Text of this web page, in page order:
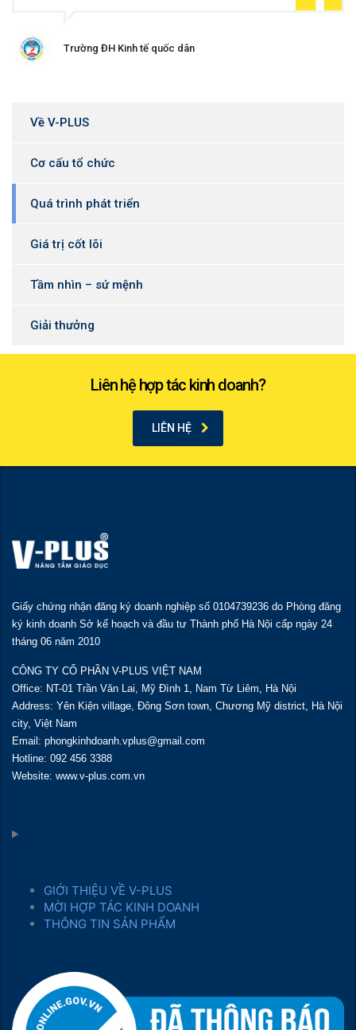
Trường ĐH Kinh tế quốc dân
Về V-PLUS
Cơ cấu tổ chức
Quá trình phát triển
Giá trị cốt lõi
Tầm nhìn – sứ mệnh
Giải thưởng
Liên hệ hợp tác kinh doanh?
LIÊN HỆ
Giấy chứng nhận đăng ký doanh nghiệp số 0104739236 do Phòng đăng
ký kinh doanh Sở kế hoạch và đầu tư Thành phố Hà Nội cấp ngày 24
tháng 06 năm 2010
CÔNG TY CỔ PHẦN V-PLUS VIỆT NAM
Office: NT-01 Trần Văn Lai, Mỹ Đình 1, Nam Từ Liêm, Hà Nội
Address: Yên Kiện village, Đông Sơn town, Chương Mỹ district, Hà Nội
city, Việt Nam
Email: phongkinhdoanh.vplus@gmail.com
Hotline: 092 456 3388
Website: www.v-plus.com.vn
GIỚI THIỆU VỀ V-PLUS
MỜI HỢP TÁC KINH DOANH
THÔNG TIN SẢN PHẨM